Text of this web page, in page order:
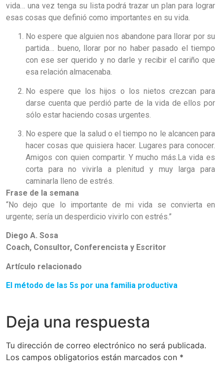
vida… una vez tenga su lista podrá trazar un plan para lograr
esas cosas que definió como importantes en su vida.
No espere que alguien nos abandone para llorar por su
partida… bueno, llorar por no haber pasado el tiempo
con ese ser querido y no darle y recibir el cariño que
esa relación almacenaba.
No espere que los hijos o los nietos crezcan para
darse cuenta que perdió parte de la vida de ellos por
sólo estar haciendo cosas urgentes.
No espere que la salud o el tiempo no le alcancen para
hacer cosas que quisiera hacer. Lugares para conocer.
Amigos con quien compartir. Y mucho más.La vida es
corta para no vivirla a plenitud y muy larga para
caminarla lleno de estrés.
Frase de la semana
“No dejo que lo importante de mi vida se convierta en
urgente; sería un desperdicio vivirlo con estrés.”
Diego A. Sosa
Coach, Consultor, Conferencista y Escritor
Artículo relacionado
El método de las 5s por una familia productiva
Deja una respuesta
Tu dirección de correo electrónico no será publicada.
Los campos obligatorios están marcados con *